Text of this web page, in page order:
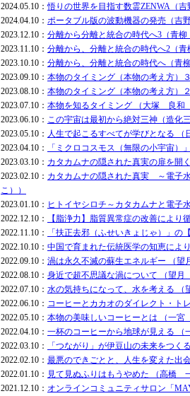
2024.05.10：悟りの世界を目指す数霊ZENWA（
2024.04.10： ポータブル版の波動機器の発売（
2023.12.10： 分離から分離と統合の時代へ3（青
2023.11.10： 分離から、分離と統合の時代へ2（
2023.10.10： 分離から、分離と統合の時代へ（
2023.09.10： 本物のタイミング（本物の考え方
2023.08.10： 本物のタイミング（本物の考え方
2023.07.10： 本物を知るタイミング （大塚 良和
2023.06.10： この宇宙は最初から絶対三神（造
2023.05.10： 人生で起こるすべてが学びとなる
2023.04.10：
「ミクロコスモス（無限の小宇宙
2023.03.10： カタカムナの隠された真実の扉を
2023.02.10： カタカムナの隠された真実 ～電子
こ））
2023.01.10： ヒトイヤシロチ～カタカムナと電
2022.12.10：
【脂浄力】脂質異常症の改善によ
2022.11.10：
「扶正去邪（ふせいきょじゃ）」
2022.10.10： 中国で育まれた伝統医学の知恵に
2022.09.10： 渦は永久不滅の蘇生エネルギー （
2022.08.10： 身近で超不思議な渦について （望
2022.07.10： 水の気持ちになって、水を考える
2022.06.10： コーヒーとカカオのダイレクト・
2022.05.10： 本物の美味しいコーヒーとは （一
2022.04.10： 一杯のコーヒーから地球が見える
2022.03.10：
「つながり」が伊豆山の未来をつ
2022.02.10： 最悪のできごとと、人生を変えた
2022.01.10： 見て見ぬふりはもうやめた （高橋
2021.12.10： オンラインコミュニティサロン「